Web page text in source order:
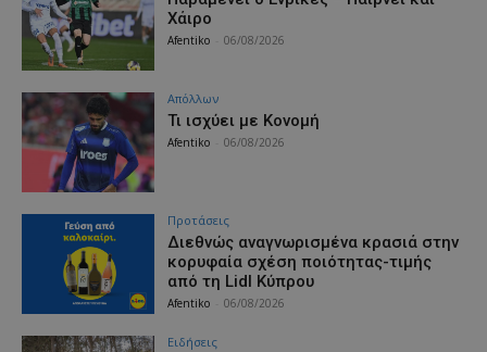
Χάιρο
Afentiko 06/08/2026
Απόλλων
Τι ισχύει με Κονομή
Afentiko 06/08/2026
Προτάσεις
Διεθνώς αναγνωρισμένα κρασιά στην
κορυφαία σχέση ποιότητας-τιμής
από τη Lidl Κύπρου
Afentiko 06/08/2026
Ειδήσεις